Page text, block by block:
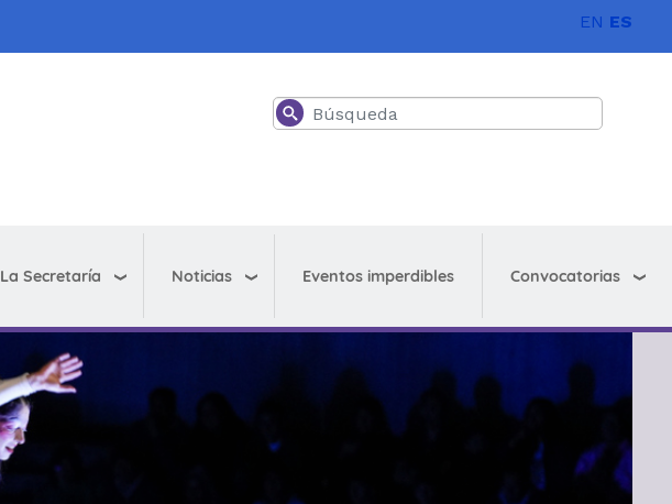
EN ES
Buscar
La Secretaría Noticias Eventos imperdibles Convocatorias